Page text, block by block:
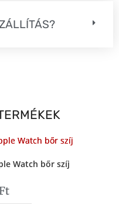
Watch bőr szíj